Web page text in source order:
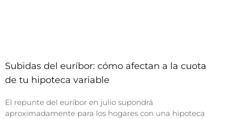
Subidas del euríbor: cómo afectan a la cuota
de tu hipoteca variable
El repunte del euríbor en julio supondrá
aproximadamente para los hogares con una hipoteca